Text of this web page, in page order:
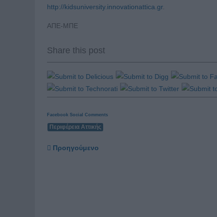
http://kidsuniversity.innovationattica.gr.
ΑΠΕ-ΜΠΕ
Share this post
Facebook Social Comments
Περιφέρεια Αττικής
Προηγούμενο